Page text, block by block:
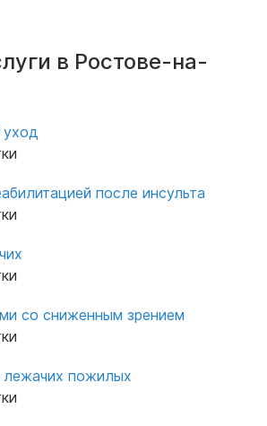
в Ростове-на-
уход
после инсульта
со сниженным зрением
пожилых